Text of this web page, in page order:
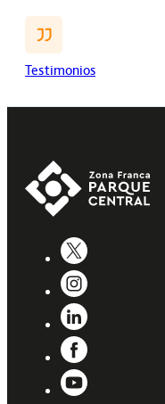
Testimonios